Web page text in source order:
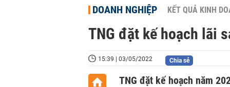
DOANH NGHIỆP KẾT QUẢ KINH
TNG đặt kế hoạch lãi
15:39 | 03/05/2022 Chia sẻ
TNG đặt kế hoạch năm